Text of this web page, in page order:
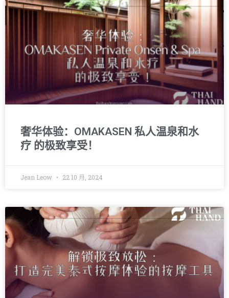
奢华体验：OMAKASEN 私人温泉和水
疗 的极致享受！
Jean Leow 22 10 月, 2024